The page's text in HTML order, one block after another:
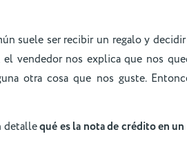
suele ser recibir un regalo y
vendedor nos explica que nos
otra cosa que nos guste.
detallequé es la nota de crédito en